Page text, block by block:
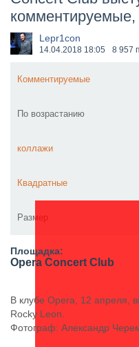
​Anthrax выпустили
Lepr1con
14.04.2018 18:05 8 957
Комментируемые
По возрастанию
коллажи
Квадратные
Размер
Площадка:
Opera Concert Club
В клубе Opera, 12 апреля,
Rocky Leon.
Фотограф: Александр